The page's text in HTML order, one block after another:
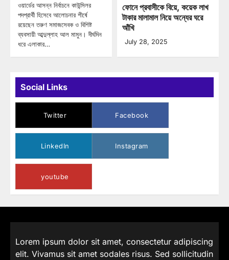
ওয়ার্ডের আসন্ন নির্বাচনে কাউন্সিলর
পদপ্রার্থী হিসেবে আলোচনার শীর্ষে
রয়েছেন তরুণ সমাজসেবক ও বিশিষ্ট
ব্যবসায়ী আব্দুল্লাহ আল মামুন। দীর্ঘদিন
ধরে এলাকার…
ফোনে প্রবাসীকে বিয়ে, কয়েক লাখ
টাকার মালামাল নিয়ে অন্যের ঘরে
আঁখি
July 28, 2025
Social Links
Twitter Facebook
LinkedIn Instagram
youtube
Lorem ipsum dolor sit amet, consectetur adipiscing
elit. Vivamus sit amet sodales risus. Sed sollicitudin